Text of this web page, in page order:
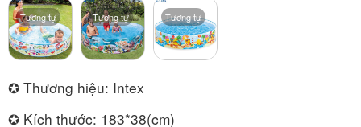
Tương tự Tương tự Tương tự
✪ Thương hiệu: Intex
✪ Kích thước: 183*38(cm)